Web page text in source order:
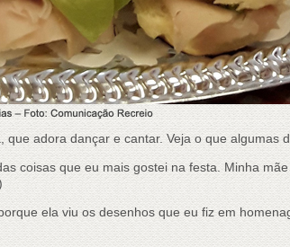
adora dançar e cantar. Veja o que algumas
coisas que eu mais gostei na festa. Minha
ela viu os desenhos que eu fiz em